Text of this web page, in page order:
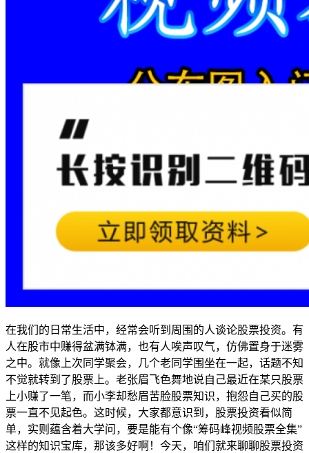
在我们的日常生活中，经常会听到周围的人谈论股票投资。有
人在股市中赚得盆满钵满，也有人唉声叹气，仿佛置身于迷雾
之中。就像上次同学聚会，几个老同学围坐在一起，话题不知
不觉就转到了股票上。老张眉飞色舞地说自己最近在某只股票
上小赚了一笔，而小李却愁眉苦脸股票知识，抱怨自己买的股
票一直不见起色。这时候，大家都意识到，股票投资看似简
单，实则蕴含着大学问，要是能有个像“筹码峰视频股票全集”
这样的知识宝库，那该多好啊！今天，咱们就来聊聊股票投资